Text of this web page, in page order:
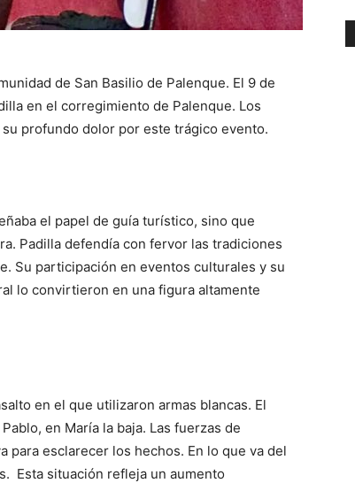
de San Basilio de Palenque. El 9 de
en el corregimiento de Palenque. Los
profundo dolor por este trágico evento.
el papel de guía turístico, sino que
Padilla defendía con fervor las tradiciones
Su participación en eventos culturales y su
lo convirtieron en una figura altamente
en el que utilizaron armas blancas. El
en María la baja. Las fuerzas de
para esclarecer los hechos. En lo que va del
Esta situación refleja un aumento